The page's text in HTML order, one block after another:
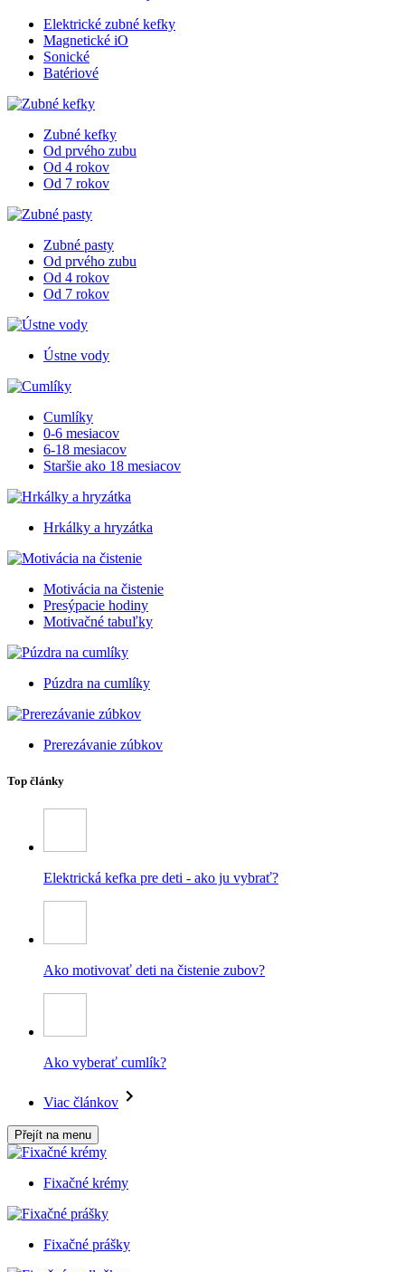
Elektrické zubné kefky
Magnetické iO
Sonické
Batériové
Zubné kefky
Od prvého zubu
Od 4 rokov
Od 7 rokov
Zubné pasty
Od prvého zubu
Od 4 rokov
Od 7 rokov
Ústne vody
Cumlíky
0-6 mesiacov
6-18 mesiacov
Staršie ako 18 mesiacov
Hrkálky a hryzátka
Motivácia na čistenie
Presýpacie hodiny
Motivačné tabuľky
Púzdra na cumlíky
Prerezávanie zúbkov
Top články
Elektrická kefka pre deti - ako ju vybrať?
Ako motivovať deti na čistenie zubov?
Ako vyberať cumlík?
Viac článkov
Přejít na menu
Fixačné krémy
Fixačné prášky